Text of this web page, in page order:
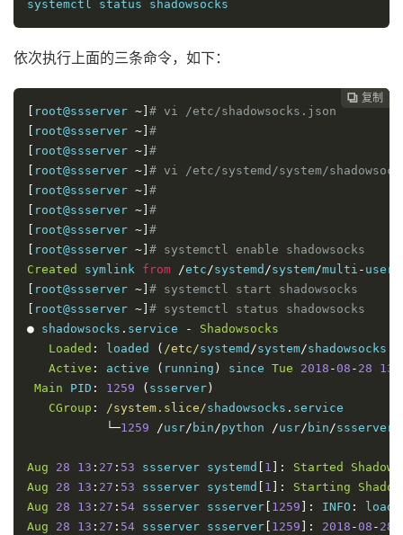
systemctl status shadowsocks
依次执行上面的三条命令，如下：
 复制
 复制
 复制
[ root@ssserver ~] # vi /etc/shadowsocks.json
[ root@ssserver ~] #
[ root@ssserver ~] #
[ root@ssserver ~] # vi /etc/systemd/system/
[ root@ssserver ~] #
[ root@ssserver ~] #
[ root@ssserver ~] #
[ root@ssserver ~] # systemctl enable shadowsocks
Created
symlink from /etc /systemd /system/multi - user
[ root@ssserver ~] # systemctl start shadowsocks
[ root@ssserver ~] # systemctl status shadowsocks
● shadowsocks . service -
Shadowsocks
Loaded : loaded ( /etc/systemd /system/shadowsocks
Active : active ( running ) since Tue 2018 -08 - 28 13
Main PID : 1259 ( ssserver)
CGroup : /system.slice/shadowsocks . service
└─1259 /usr/ bin /python /usr/ bin /ssserver
Aug 28 13 : 27 : 53 ssserver systemd [ 1 ]: Started
Aug
28 13 : 27 : 53 ssserver systemd [ 1 ]: Starting
Aug
28 13 : 27 : 54 ssserver ssserver [ 1259 ]: INFO :
Aug
28 13 : 27 : 54 ssserver ssserver [ 1259 ]: 2018 -08 - 28